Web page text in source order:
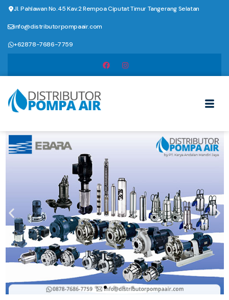
Jl. Pahlawan No.45 Kav.2 Rempoa Ciputat Timur Tangerang Selatan
info@distributorpompaair.com
+62878-7686-7759